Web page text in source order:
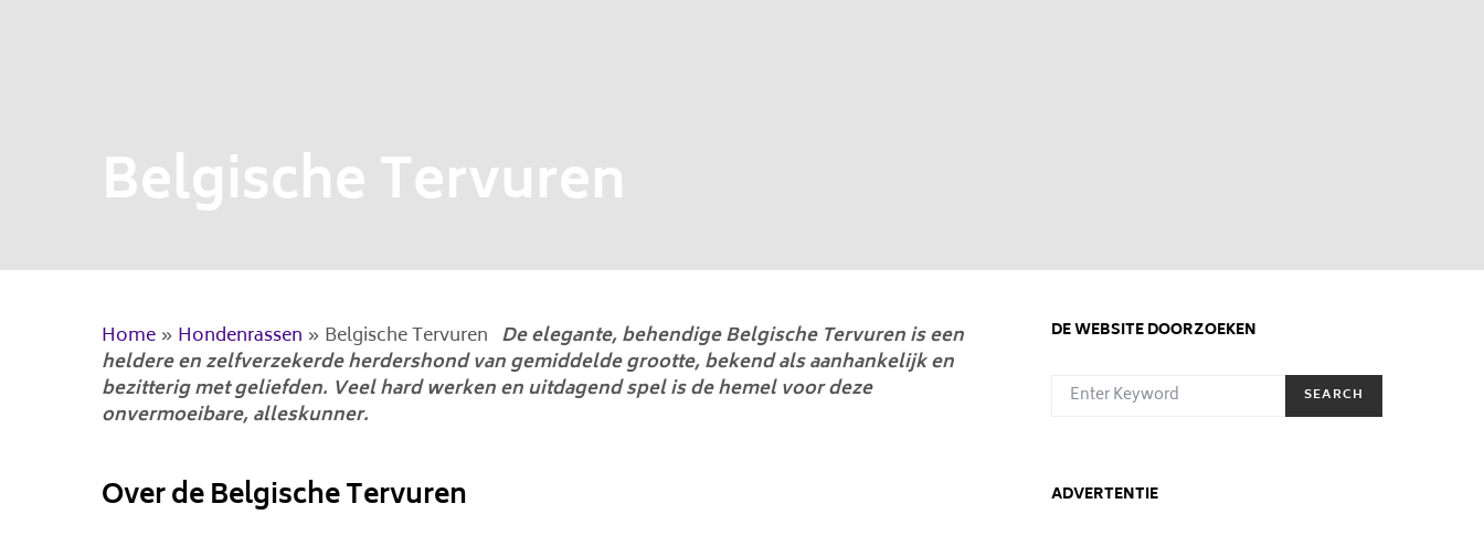
Belgische Tervuren
Home » Hondenrassen » Belgische Tervuren De elegante, behendige Belgische Tervuren is een
heldere en zelfverzekerde herdershond van gemiddelde grootte, bekend als aanhankelijk en
bezitterig met geliefden. Veel hard werken en uitdagend spel is de hemel voor deze
onvermoeibare, alleskunner.
Over de Belgische Tervuren
DE WEBSITE DOORZOEKEN
SEARCH FOR:
SEARCH
ADVERTENTIE